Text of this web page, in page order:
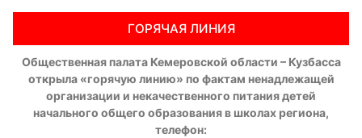
ГОРЯЧАЯ ЛИНИЯ
Общественная палата Кемеровской области – Кузбасса
открыла «горячую линию» по фактам ненадлежащей
организации и некачественного питания детей
начального общего образования в школах региона,
телефон: